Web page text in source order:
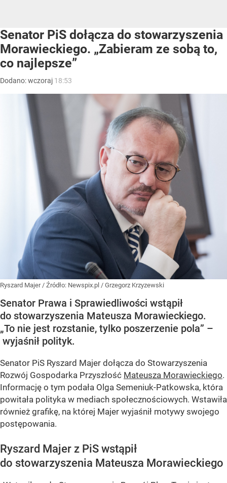
Senator PiS dołącza do stowarzyszenia
Morawieckiego. „Zabieram ze sobą to,
co najlepsze”
Dodano:wczoraj 18:53
Ryszard Majer/ Źródło: Newspix.pl / Grzegorz Krzyzewski
Senator Prawa i Sprawiedliwości wstąpił
do stowarzyszenia Mateusza Morawieckiego.
„To nie jest rozstanie, tylko poszerzenie pola” –
wyjaśnił polityk.
Senator PiS Ryszard Majer dołącza do Stowarzyszenia
Rozwój Gospodarka Przyszłość Mateusza Morawieckiego.
Informację o tym podała Olga Semeniuk-Patkowska, która
powitała polityka w mediach społecznościowych. Wstawiła
również grafikę, na której Majer wyjaśnił motywy swojego
postępowania.
Ryszard Majer z PiS wstąpił
do stowarzyszenia Mateusza Morawieckiego